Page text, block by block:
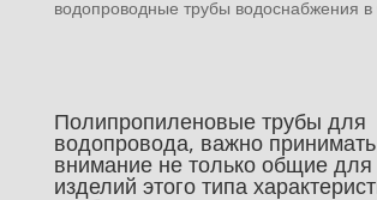
водопроводные трубы водоснабжения
Полипропиленовые трубы для
водопровода, важно
внимание не только общие для
изделий этого типа